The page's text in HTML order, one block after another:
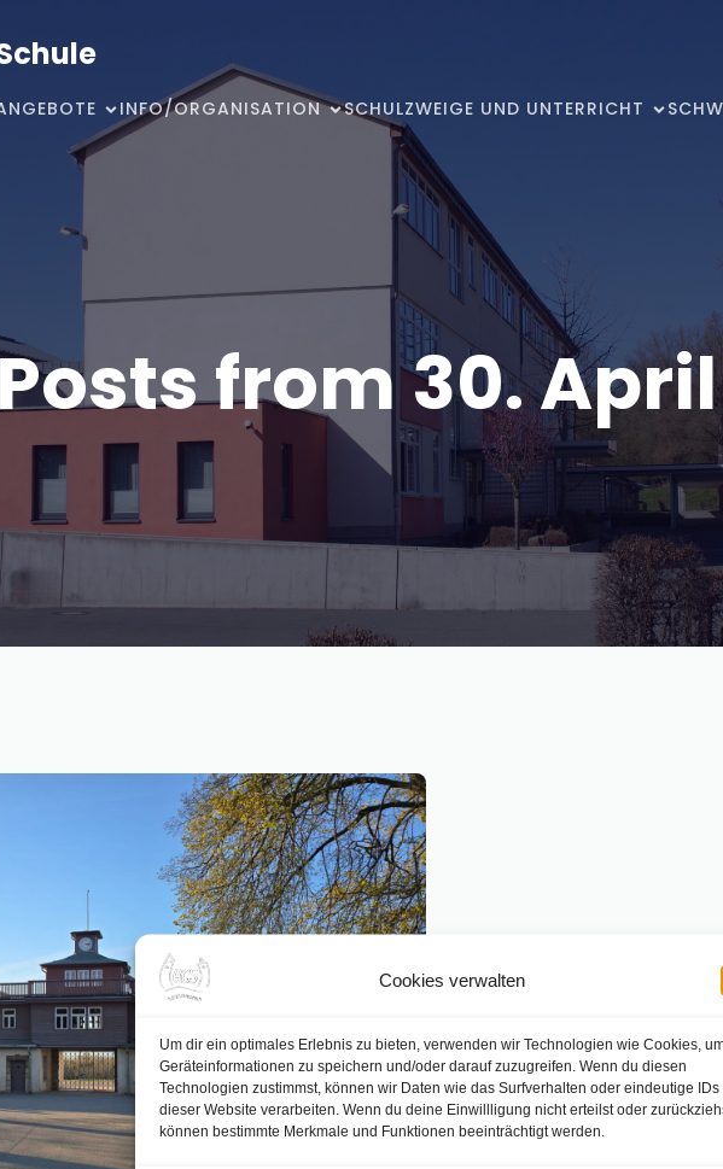
Cookies verwalten
Um dir ein optimales Erlebnis zu bieten, verwenden wir Technologien wie Cookies,
Geräteinformationen zu speichern und/oder darauf zuzugreifen. Wenn du diesen
Technologien zustimmst, können wir Daten wie das Surfverhalten oder eindeutige IDs
dieser Website verarbeiten. Wenn du deine Einwillligung nicht erteilst oder
können bestimmte Merkmale und Funktionen beeinträchtigt werden.
INFO/ORGANISATION SCHULZWEIGE UND UNTERRICHT
from 30.